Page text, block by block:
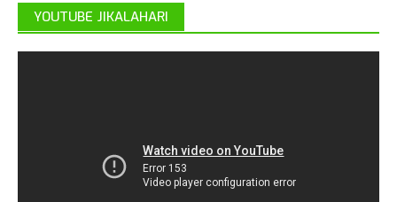
YOUTUBE JIKALAHARI